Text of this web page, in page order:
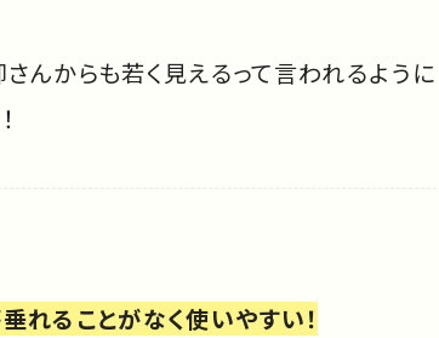
んからも若く見えるって言われるように
れることがなく使いやすい！